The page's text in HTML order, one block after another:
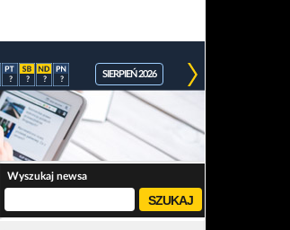
? ? ? ?
SIERPIEŃ 2026
Wyszukaj newsa